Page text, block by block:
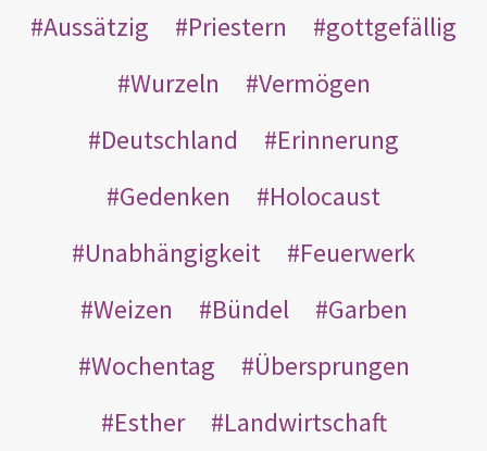
Aussätzig
Priestern
gottgefällig
Wurzeln
Vermögen
Deutschland
Erinnerung
Gedenken
Holocaust
Unabhängigkeit
Feuerwerk
Weizen
Bündel
Garben
Wochentag
Übersprungen
Esther
Landwirtschaft